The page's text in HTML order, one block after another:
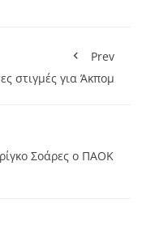
Prev
στιγμές για Άκπομ
Σοάρες ο ΠΑΟΚ